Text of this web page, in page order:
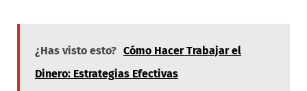
¿Has visto esto? Cómo Hacer Trabajar el
Dinero: Estrategias Efectivas